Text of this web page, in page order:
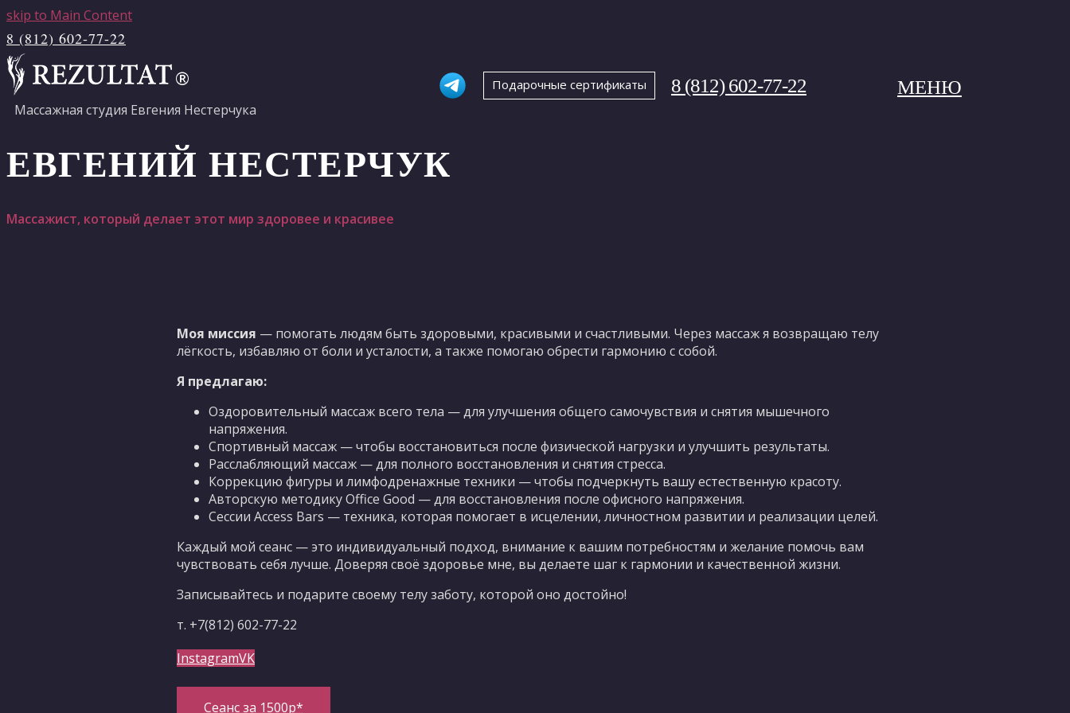
skip to Main Content
8 (812) 602-77-22
Массажная студия Евгения Нестерчука
МЕНЮ
Подарочные сертификаты 8 (812) 602-77-22
ЕВГЕНИЙ НЕСТЕРЧУК
Массажист, который делает этот мир здоровее и красивее
Моя миссия — помогать людям быть здоровыми, красивыми и счастливыми. Через массаж я возвращаю телу
лёгкость, избавляю от боли и усталости, а также помогаю обрести гармонию с собой.
Я предлагаю:
Оздоровительный массаж всего тела — для улучшения общего самочувствия и снятия мышечного
напряжения.
Спортивный массаж — чтобы восстановиться после физической нагрузки и улучшить результаты.
Расслабляющий массаж — для полного восстановления и снятия стресса.
Коррекцию фигуры и лимфодренажные техники — чтобы подчеркнуть вашу естественную красоту.
Авторскую методику Office Good — для восстановления после офисного напряжения.
Сессии Access Bars — техника, которая помогает в исцелении, личностном развитии и реализации целей.
Каждый мой сеанс — это индивидуальный подход, внимание к вашим потребностям и желание помочь вам
чувствовать себя лучше. Доверяя своё здоровье мне, вы делаете шаг к гармонии и качественной жизни.
Записывайтесь и подарите своему телу заботу, которой оно достойно!
т. +7(812) 602-77-22
InstagramVK
Сеанс за 1500р*